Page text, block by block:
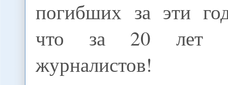
погибших за эти
что за 20 лет
журналистов!